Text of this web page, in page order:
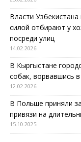
Власти
силой отбирают у
посреди улиц
14.02.2026
В Кыргыстане
собак, ворвавшись
12.02.2026
В Польше приняли
привязи на
15.10.2025